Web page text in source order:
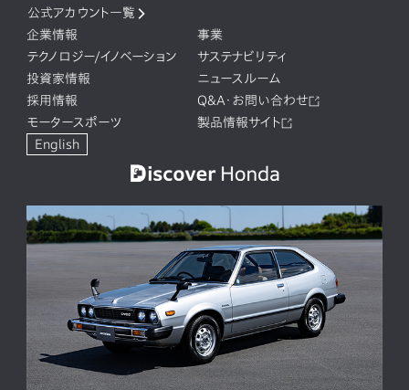
公式アカウント一覧
企業情報
事業
テクノロジー/イノベーション
サステナビリティ
投資家情報
ニュースルーム
採用情報
Q&A・お問い合わせ
モータースポーツ
製品情報サイト
English